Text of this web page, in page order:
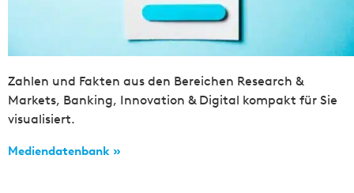
Zahlen und Fakten aus den Bereichen Research &
Markets, Banking, Innovation & Digital kompakt für Sie
visualisiert.
Mediendatenbank »